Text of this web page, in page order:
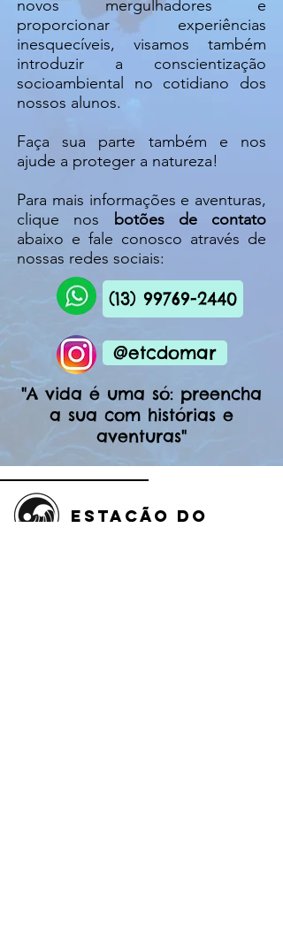
novos mergulhadores e
proporcionar experiências
inesquecíveis, visamos também
introduzir a conscientização
socioambiental no cotidiano dos
nossos alunos.
Faça sua parte também e nos
ajude a proteger a natureza!
Para mais informações e aventuras,
clique nos
botões de contato
abaixo e fale conosco através de
nossas redes sociais:
(13) 99769-2440
@etcdomar
"A vida é uma só: preencha
a sua com histórias e
aventuras"
ESTAÇÃO DO